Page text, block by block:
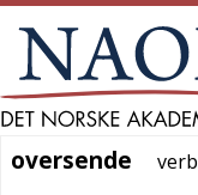
oversende
oversende verb